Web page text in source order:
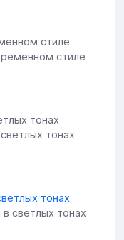
стиле
тонах
светлых тонах